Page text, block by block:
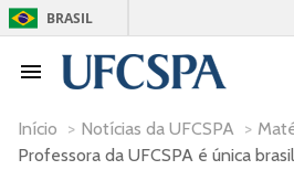
BRASIL
Início > Notícias da UFCSPA >
Professora da UFCSPA é única